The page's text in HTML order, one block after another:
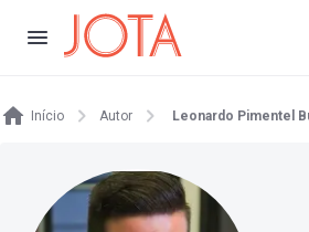
Início Autor Leonardo Pimentel